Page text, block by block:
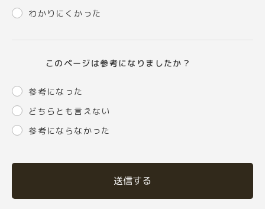
わかりにくかった
このページは参考になりましたか？
参考になった
どちらとも言えない
参考にならなかった
送信する